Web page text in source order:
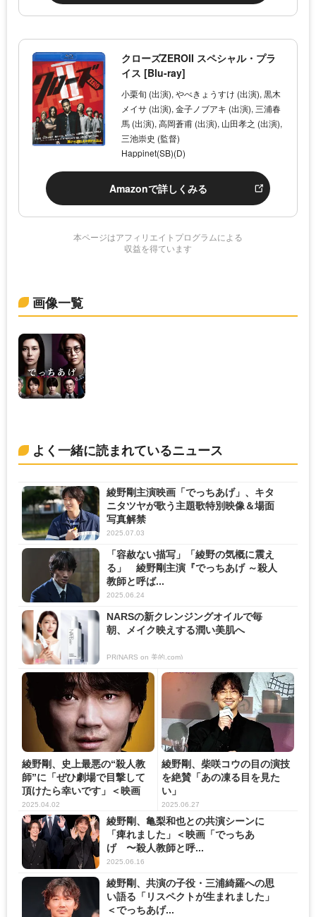
クローズZEROII スペシャル・プラ
イス [Blu-ray]
小栗旬 (出演), やべきょうすけ (出演), 黒木
メイサ (出演), 金子ノブアキ (出演), 三浦春
馬 (出演), 高岡蒼甫 (出演), 山田孝之 (出演),
三池崇史 (監督)
Happinet(SB)(D)
Amazonで詳しくみる
本ページはアフィリエイトプログラムによる
収益を得ています
画像一覧
よく一緒に読まれているニュース
綾野剛主演映画「でっちあげ」、キタ
ニタツヤが歌う主題歌特別映像＆場面
写真解禁
2025.07.03
「容赦ない描写」「綾野の気概に震え
る」 綾野剛主演『でっちあげ ～殺人
教師と呼ば...
2025.06.24
NARSの新クレンジングオイルで毎
朝、メイク映えする潤い美肌へ
PR(NARS on 美的.com)
綾野剛、史上最悪の“殺人教
師”に「ぜひ劇場で目撃して
頂けたら幸いです」＜映画
「で...
2025.04.02
綾野剛、柴咲コウの目の演技
を絶賛「あの凍る目を見た
い」
2025.06.27
綾野剛、亀梨和也との共演シーンに
「痺れました」＜映画「でっちあ
げ 〜殺人教師と呼...
2025.06.16
綾野剛、共演の子役・三浦綺羅への思
い語る「リスペクトが生まれました」
＜でっちあげ...